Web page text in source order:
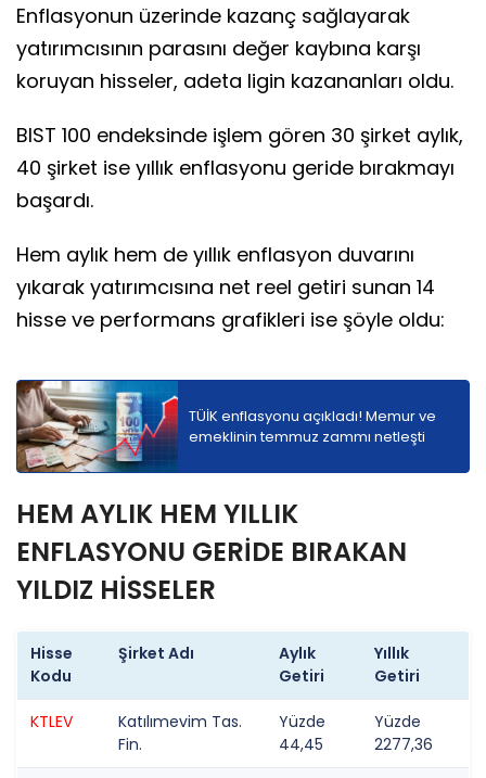
Enflasyonun üzerinde kazanç sağlayarak
yatırımcısının parasını değer kaybına karşı
koruyan hisseler, adeta ligin kazananları oldu.
BIST 100 endeksinde işlem gören 30 şirket aylık,
40 şirket ise yıllık enflasyonu geride bırakmayı
başardı.
Hem aylık hem de yıllık enflasyon duvarını
yıkarak yatırımcısına net reel getiri sunan 14
hisse ve performans grafikleri ise şöyle oldu:
TÜİK enflasyonu açıkladı! Memur ve
emeklinin temmuz zammı netleşti
HEM AYLIK HEM YILLIK
ENFLASYONU GERİDE BIRAKAN
YILDIZ HİSSELER
Hisse
Kodu
Şirket Adı
Aylık
Getiri
Yıllık
Getiri
KTLEV
Katılımevim Tas.
Fin.
Yüzde
44,45
Yüzde
2277,36